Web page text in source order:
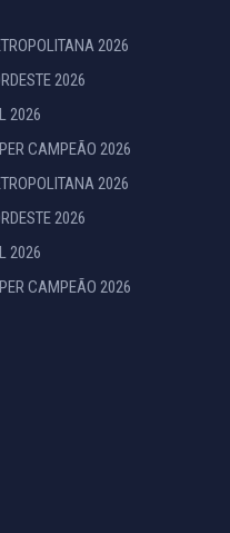
2026
2026
2026
CAMPEÃO 2026
2026
2026
2026
CAMPEÃO 2026